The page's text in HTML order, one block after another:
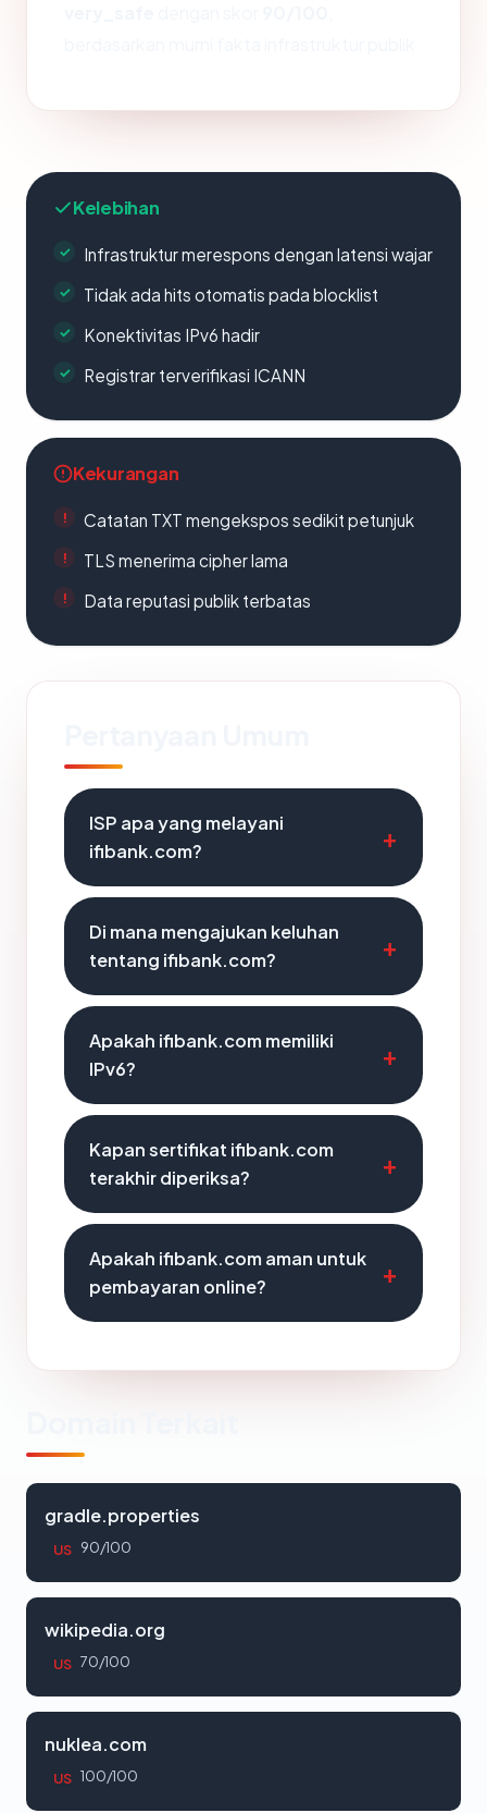
Kelebihan
Infrastruktur merespons dengan latensi wajar
Tidak ada hits otomatis pada blocklist
Konektivitas IPv6 hadir
Registrar terverifikasi ICANN
Kekurangan
Catatan TXT mengekspos sedikit petunjuk
TLS menerima cipher lama
Data reputasi publik terbatas
ISP apa yang melayani
ifibank.com?
Di mana mengajukan keluhan
tentang ifibank.com?
Apakah ifibank.com memiliki
IPv6?
Kapan sertifikat ifibank.com
terakhir diperiksa?
Apakah ifibank.com aman untuk
pembayaran online?
gradle.properties
US 90/100
wikipedia.org
US 70/100
nuklea.com
US 100/100